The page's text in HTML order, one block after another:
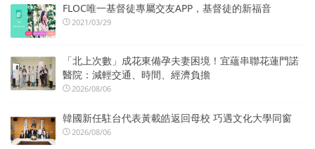
FLOC唯一基督徒專屬交友APP，基督徒的新福音
2021/03/29
「北上次數」成花東備孕夫妻困境！宜蘊串聯花蓮門諾
醫院：減輕交通、時間、經濟負擔
2026/08/06
韓國新任駐台代表黃載皓返回母校 巧遇文化大學同窗
2026/08/06